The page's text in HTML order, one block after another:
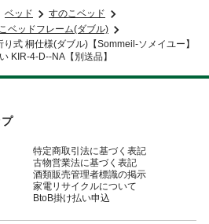
ベッド
すのこベッド
ベッドフレーム(ダブル)
式 桐仕様(ダブル)【Sommeil-ソメイユー】
KIR-4-D--NA【別送品】
特定商取引法に基づく表記
古物営業法に基づく表記
酒類販売管理者標識の掲示
家電リサイクルについて
BtoB掛け払い申込